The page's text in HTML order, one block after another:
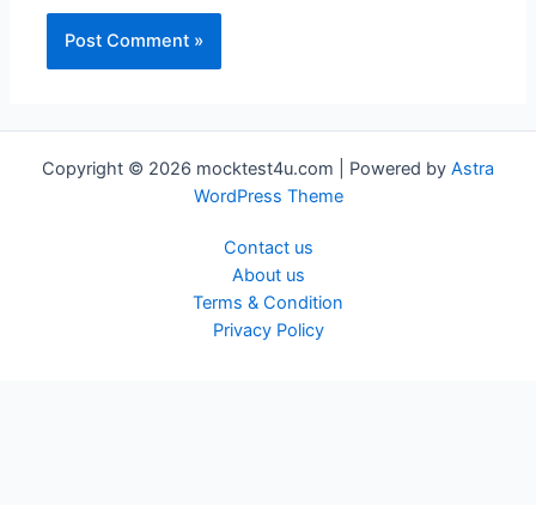
Copyright © 2026 mocktest4u.com | Powered by Astra
WordPress Theme
Contact us
About us
Terms & Condition
Privacy Policy